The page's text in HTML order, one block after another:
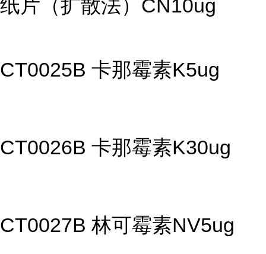
纸片（扩散法）CN10ug
CT0025B 卡那霉素K5ug
CT0026B 卡那霉素K30ug
CT0027B 林可霉素NV5ug